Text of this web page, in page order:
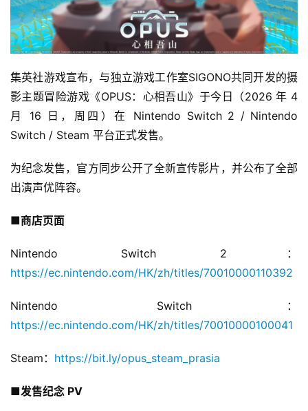
集英社游戏宣布，与独立游戏工作室SIGONO共同开发的摄
影主题冒险游戏《OPUS：心相吾山》于今日（2026 年 4
月 16 日，周四）在 Nintendo Switch 2 / Nintendo
Switch / Steam 平台正式发售。
为纪念发售，官方同步公开了全新宣传影片，并公布了全部
出演声优阵容。
■商店页面
Nintendo Switch 2：
https://ec.nintendo.com/HK/zh/titles/70010000110392
Nintendo Switch：
https://ec.nintendo.com/HK/zh/titles/70010000100041
Steam： https://bit.ly/opus_steam_prasia
■发售纪念 PV